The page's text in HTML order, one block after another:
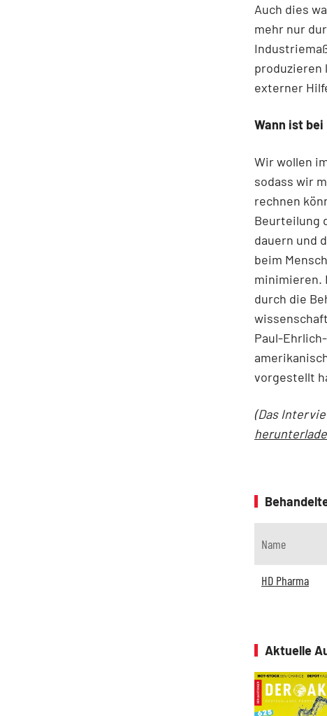
Auch dies
mehr nur
produzieren
externer
Wann ist bei
Wir wollen
sodass wir
rechnen
Beurteilung
dauern und
beim
minimieren.
durch die
Paul-
vorgestellt
(Das
Name
HD Pharma
Aktuelle